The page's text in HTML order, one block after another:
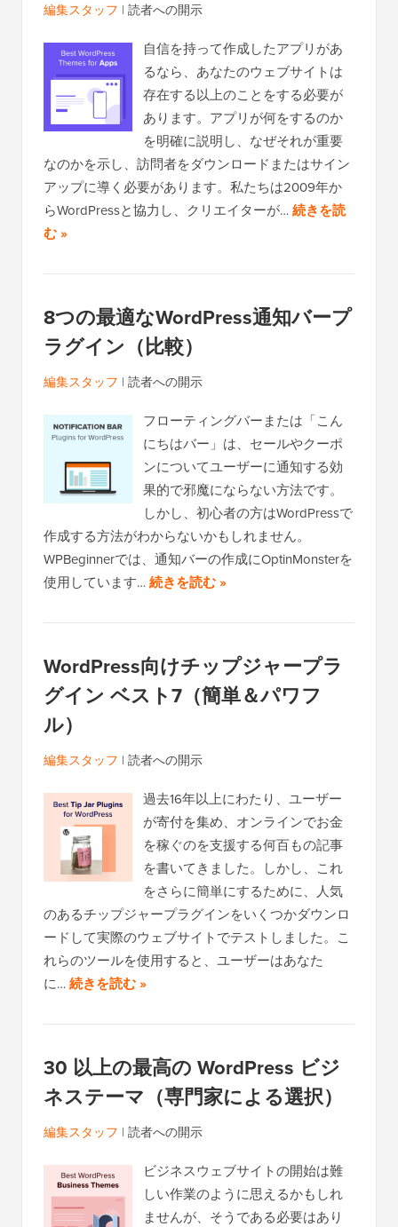
編集スタッフ | 読者への開示
自信を持って作成したアプリがあ
るなら、あなたのウェブサイトは
存在する以上のことをする必要が
あります。アプリが何をするのか
を明確に説明し、なぜそれが重要
なのかを示し、訪問者をダウンロードまたはサイン
アップに導く必要があります。私たちは2009年か
らWordPressと協力し、クリエイターが…続きを読
む »
8つの最適なWordPress通知バープ
ラグイン（比較）
編集スタッフ | 読者への開示
フローティングバーまたは「こん
にちはバー」は、セールやクーポ
ンについてユーザーに通知する効
果的で邪魔にならない方法です。
しかし、初心者の方はWordPressで
作成する方法がわからないかもしれません。
WPBeginnerでは、通知バーの作成にOptinMonsterを
使用しています…続きを読む »
WordPress向けチップジャープラ
グイン ベスト7（簡単＆パワフ
ル）
編集スタッフ | 読者への開示
過去16年以上にわたり、ユーザー
が寄付を集め、オンラインでお金
を稼ぐのを支援する何百もの記事
を書いてきました。しかし、これ
をさらに簡単にするために、人気
のあるチップジャープラグインをいくつかダウンロ
ードして実際のウェブサイトでテストしました。こ
れらのツールを使用すると、ユーザーはあなた
に…続きを読む »
30 以上の最高の WordPress ビジ
ネステーマ（専門家による選択）
編集スタッフ | 読者への開示
ビジネスウェブサイトの開始は難
しい作業のように思えるかもしれ
ませんが、そうである必要はあり